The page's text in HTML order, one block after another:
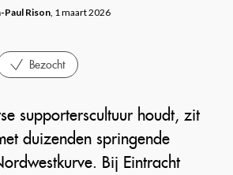
Paul Rison, 1 maart 2026
Bezocht
supporterscultuur houdt, zit
duizenden springende
Bij Eintracht